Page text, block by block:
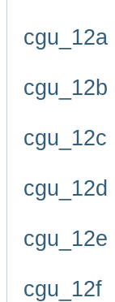
cgu_12a
cgu_12b
cgu_12c
cgu_12d
cgu_12e
cgu_12f